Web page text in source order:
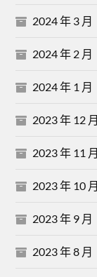
2024 年 3 月
2024 年 2 月
2024 年 1 月
2023 年 12 月
2023 年 11 月
2023 年 10 月
2023 年 9 月
2023 年 8 月